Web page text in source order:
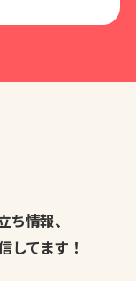
ち情報、
してます！